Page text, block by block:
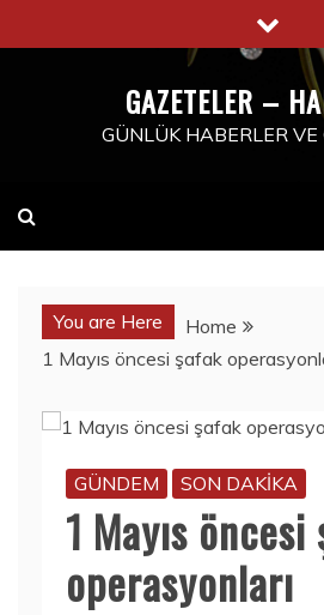
to
GAZETELER –
GÜNLÜK HABERLER VE
You are Here
Home
1 Mayıs öncesi şafak
GÜNDEM SON DAKİKA
1 Mayıs
operasyonları